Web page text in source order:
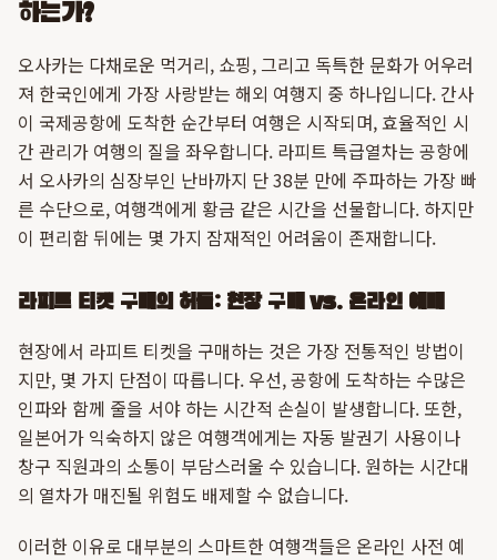
하는가?
오사카는 다채로운 먹거리, 쇼핑, 그리고 독특한 문화가 어우러
져 한국인에게 가장 사랑받는 해외 여행지 중 하나입니다. 간사
이 국제공항에 도착한 순간부터 여행은 시작되며, 효율적인 시
간 관리가 여행의 질을 좌우합니다. 라피트 특급열차는 공항에
서 오사카의 심장부인 난바까지 단 38분 만에 주파하는 가장 빠
른 수단으로, 여행객에게 황금 같은 시간을 선물합니다. 하지만
이 편리함 뒤에는 몇 가지 잠재적인 어려움이 존재합니다.
라피트 티켓 구매의 허들: 현장 구매 vs. 온라인 예매
현장에서 라피트 티켓을 구매하는 것은 가장 전통적인 방법이
지만, 몇 가지 단점이 따릅니다. 우선, 공항에 도착하는 수많은
인파와 함께 줄을 서야 하는 시간적 손실이 발생합니다. 또한,
일본어가 익숙하지 않은 여행객에게는 자동 발권기 사용이나
창구 직원과의 소통이 부담스러울 수 있습니다. 원하는 시간대
의 열차가 매진될 위험도 배제할 수 없습니다.
이러한 이유로 대부분의 스마트한 여행객들은 온라인 사전 예